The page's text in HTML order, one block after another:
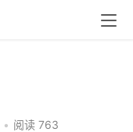
• 阅读 763